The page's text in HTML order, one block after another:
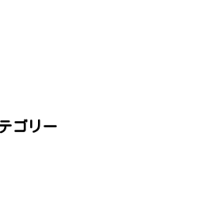
ゴリー